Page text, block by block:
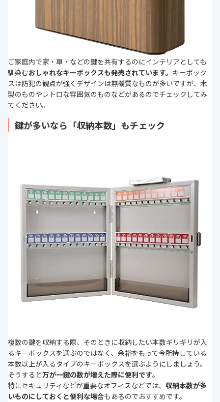
ご家庭内で家・車・などの鍵を共有するのにインテリアとしても
馴染むおしゃれなキーボックスも発売されています。 キーボック
スは防犯の観点が強くデザインは無機質なものが多いですが、木
製のものやレトロな雰囲気のものなどがあるのでチェックしてみ
てください。
鍵が多いなら「収納本数」もチェック
複数の鍵を収納する際、そのときに収納したい本数ギリギリが入
るキーボックスを選ぶのではなく、余裕をもって今所持している
本数以上が入るタイプのキーボックスを選ぶようにしましょう。
そうすると万が一鍵の数が増えた際に便利です。
特にセキュリティなどが重要なオフィスなどでは、 収納本数が多
いものにしておくと便利な場合もあるのでおすすめです。